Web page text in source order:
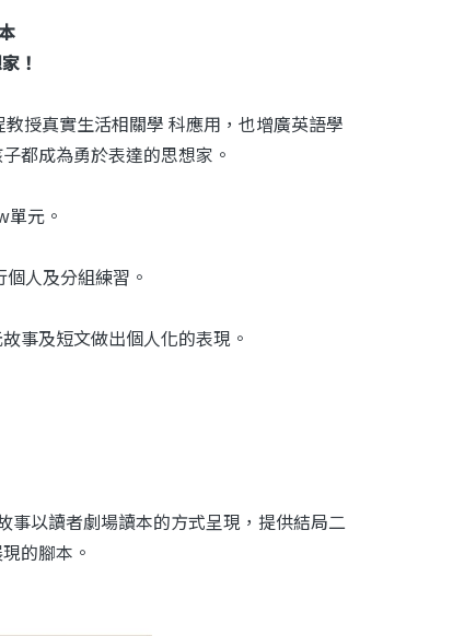
！
授真實生活相關學 科應用，也增廣英語學
都成為勇於表達的思想家。
元。
人及分組練習。
事及短文做出個人化的表現。
以讀者劇場讀本的方式呈現，提供結局二
的腳本。